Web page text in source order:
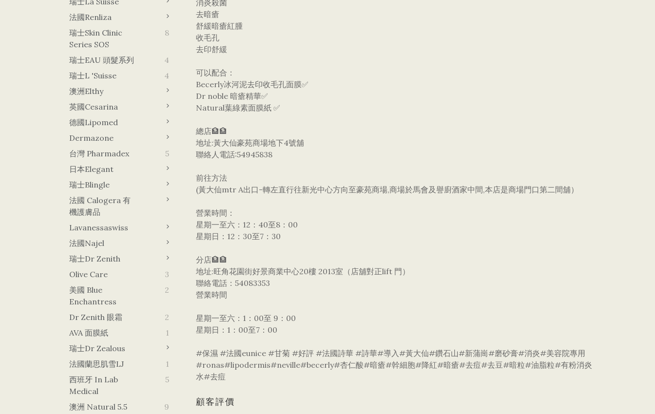
法國Renliza
瑞士Skin Clinic
Series SOS
8
瑞士EAU 頭髮系列
4
瑞士L 'Suisse
4
澳洲Elthy
英國Cesarina
德國lipomed
Dermazone
台灣 Pharmadex
5
日本Elegant
瑞士Blingle
法國 Calogera 有
機護膚品
Lavanessaswiss
法國Najel
瑞士Dr Zenith
Olive Care
3
美國 Blue
Enchantress
2
Dr Zenith 眼霜
2
AVA 面膜紙
1
瑞士Dr Zealous
法國蘭思肌雪LJ
1
西班牙 In Lab
Medical
5
澳洲 Natural 5.5
9
消炎殺菌
去暗瘡
舒緩暗瘡紅腫
收毛孔
去印舒緩
可以配合：
Becerly冰河泥去印收毛孔面膜✅
Dr noble 暗瘡精華✅
Natural葉綠素面膜紙 ✅
總店🏦🏦
地址:黃大仙豪苑商場地下4號舖
聯絡人電話:54945838
前往方法
(黃大仙mtr A出口-轉左直行往新光中心方向至豪苑商場,商場於馬會及譽廚酒家中間,本店是商場門口第二間舖）
營業時間：
星期一至六：12：40至8：00
星期日：12：30至7：30
分店🏦🏦
地址:旺角花園街好景商業中心20樓 2013室（店舖對正lift 門）
聯絡電話：54083353
營業時間
星期一至六：1：00至 9：00
星期日：1：00至7：00
#保濕 #法國eunice #甘菊 #好評 #法國詩華 #詩華#導入#黃大仙#鑽石山#新蒲崗#磨砂膏#消炎#美容院專用
#ronas#lipodermis#neville#becerly#杏仁酸#暗瘡#幹細胞#降紅#暗瘡#去痘#去豆#暗粒#油脂粒#有粉消炎
水#去痘
顧客評價